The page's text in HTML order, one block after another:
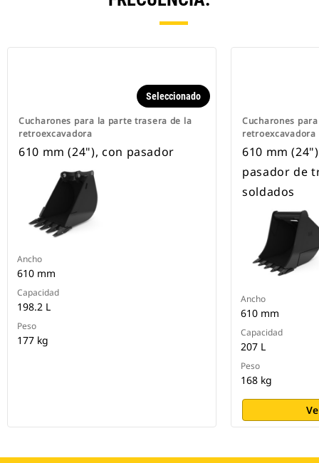
Cucharones para la parte trasera de la
retroexcavadora
Seleccionado
610 mm (24"), con pasador
Ancho
610 mm
Capacidad
198.2 L
Peso
177 kg
Cucharones
retroexcavadora
610 mm
pasador de
soldados
Ancho
610 mm
Capacidad
207 L
Peso
168 kg